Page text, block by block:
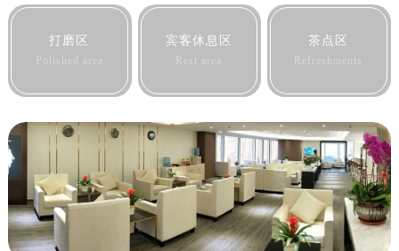
打磨区
Polished area
宾客休息区
Rest area
茶点区
Refreshments